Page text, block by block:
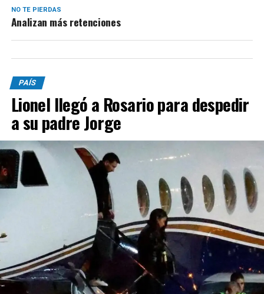
NO TE PIERDAS
Analizan más retenciones
PAÍS
Lionel llegó a Rosario para despedir
a su padre Jorge